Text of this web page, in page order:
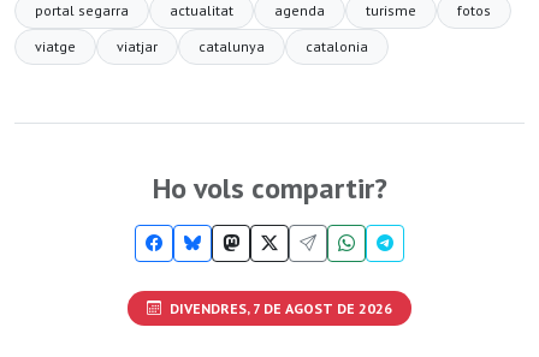
portal segarra actualitat agenda turisme
fotos
viatge
viatjar catalunya catalonia
Ho vols compartir?
DIVENDRES, 7 DE AGOST DE 2026